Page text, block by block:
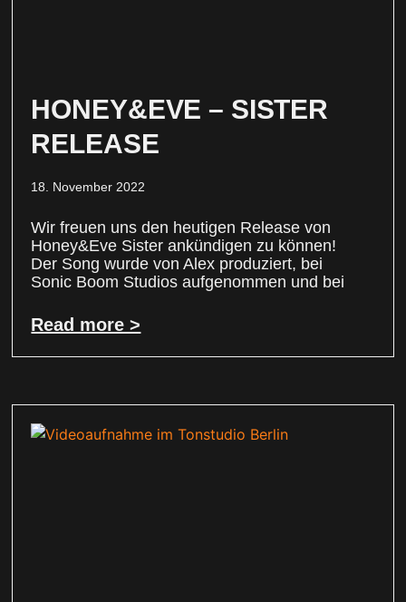
HONEY&EVE – SISTER
RELEASE
18. November 2022
Wir freuen uns den heutigen Release von
Honey&Eve Sister ankündigen zu können!
Der Song wurde von Alex produziert, bei
Sonic Boom Studios aufgenommen und bei
Read more >